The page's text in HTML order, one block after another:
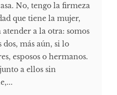
No, tengo la firmeza
que tiene la mujer,
a la otra: somos
dos, más aún, si lo
esposos o hermanos.
a ellos sin